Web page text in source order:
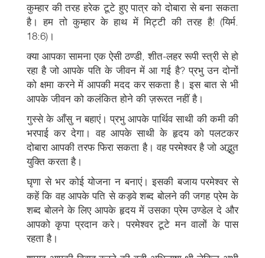
कुम्हार की तरह हरेक टूटे हुए पात्र को दोबारा से बना सकता
है। हम तो कुम्हार के हाथ में मिट्टी की तरह है! (यिर्म.
18:6)।
क्या आपका सामना एक ऐसी ठण्डी, शीत-लहर रूपी स्त्री से हो
रहा है जो आपके पति के जीवन में आ गई है? प्रभु उन दोनों
को क्षमा करने में आपकी मदद कर सकता है। इस बात से भी
आपके जीवन को कलंकित होने की ज़रूरत नहीं है।
गुस्से के आँसु न बहाएं। प्रभु आपके पार्थिव साथी की कमी की
भरपाई कर देगा। वह आपके साथी के हृदय को पलटकर
दोबारा आपकी तरफ फिरा सकता है। वह परमेश्वर है जो अद्भुत
युक्ति करता है।
घृणा से भर कोई योजना न बनाएं। इसकी बजाय परमेश्वर से
कहें कि वह आपके पति से कड़वे शब्द बोलने की जगह प्रेम के
शब्द बोलने के लिए आपके हृदय में उसका प्रेम उण्डेल दे और
आपको कृपा प्रदान करे। परमेश्वर टूटे मन वालों के पास
रहता है।